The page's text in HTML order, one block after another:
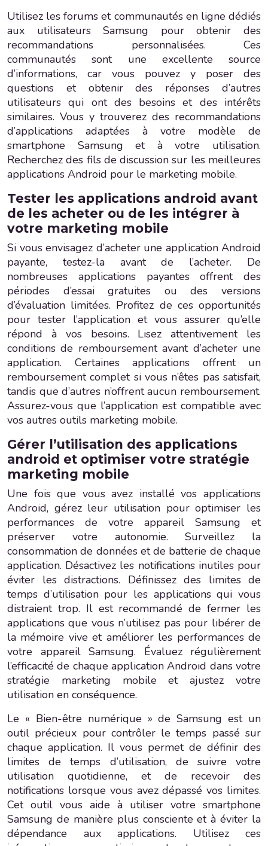
Utilisez les forums et communautés en ligne dédiés
aux utilisateurs Samsung pour obtenir des
recommandations personnalisées. Ces
communautés sont une excellente source
d’informations, car vous pouvez y poser des
questions et obtenir des réponses d’autres
utilisateurs qui ont des besoins et des intérêts
similaires. Vous y trouverez des recommandations
d’applications adaptées à votre modèle de
smartphone Samsung et à votre utilisation.
Recherchez des fils de discussion sur les meilleures
applications Android pour le marketing mobile.
Tester les applications android avant
de les acheter ou de les intégrer à
votre marketing mobile
Si vous envisagez d’acheter une application Android
payante, testez-la avant de l’acheter. De
nombreuses applications payantes offrent des
périodes d’essai gratuites ou des versions
d’évaluation limitées. Profitez de ces opportunités
pour tester l’application et vous assurer qu’elle
répond à vos besoins. Lisez attentivement les
conditions de remboursement avant d’acheter une
application. Certaines applications offrent un
remboursement complet si vous n’êtes pas satisfait,
tandis que d’autres n’offrent aucun remboursement.
Assurez-vous que l’application est compatible avec
vos autres outils marketing mobile.
Gérer l’utilisation des applications
android et optimiser votre stratégie
marketing mobile
Une fois que vous avez installé vos applications
Android, gérez leur utilisation pour optimiser les
performances de votre appareil Samsung et
préserver votre autonomie. Surveillez la
consommation de données et de batterie de chaque
application. Désactivez les notifications inutiles pour
éviter les distractions. Définissez des limites de
temps d’utilisation pour les applications qui vous
distraient trop. Il est recommandé de fermer les
applications que vous n’utilisez pas pour libérer de
la mémoire vive et améliorer les performances de
votre appareil Samsung. Évaluez régulièrement
l’efficacité de chaque application Android dans votre
stratégie marketing mobile et ajustez votre
utilisation en conséquence.
Le « Bien-être numérique » de Samsung est un
outil précieux pour contrôler le temps passé sur
chaque application. Il vous permet de définir des
limites de temps d’utilisation, de suivre votre
utilisation quotidienne, et de recevoir des
notifications lorsque vous avez dépassé vos limites.
Cet outil vous aide à utiliser votre smartphone
Samsung de manière plus consciente et à éviter la
dépendance aux applications. Utilisez ces